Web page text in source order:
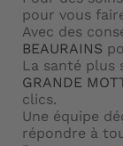
pour vous
Avec des
BEAURAINS
La santé plus
GRANDE
clics.
Une équipe
répondre à